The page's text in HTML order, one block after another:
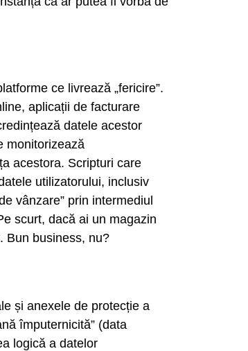
ce livrează „fericire”.
aplicații de facturare
datele acestor
monitorizează
acestora. Scripturi care
utilizatorului, inclusiv
vânzare” prin intermediul
scurt, dacă ai un magazin
Bun business, nu?
și anexele de protecție a
împuternicită” (data
logică a datelor